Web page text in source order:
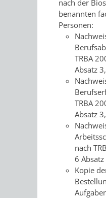
nach der
benannten
Personen:
TRBA
Absatz 3,
TRBA
Absatz 3,
nach
6 Absatz
Kopie